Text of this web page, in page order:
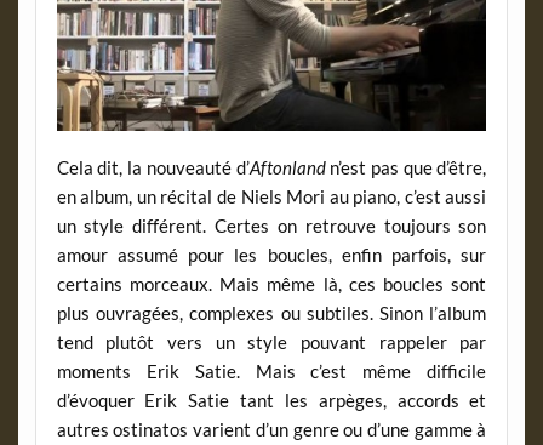
Cela dit, la nouveauté d’Aftonlandn’est pas que d’être,
en album, un récital de Niels Mori au piano, c’est aussi
un style différent. Certes on retrouve toujours son
amour assumé pour les boucles, enfin parfois, sur
certains morceaux. Mais même là, ces boucles sont
plus ouvragées, complexes ou subtiles. Sinon l’album
tend plutôt vers un style pouvant rappeler par
moments Erik Satie. Mais c’est même difficile
d’évoquer Erik Satie tant les arpèges, accords et
autres ostinatos varient d’un genre ou d’une gamme à